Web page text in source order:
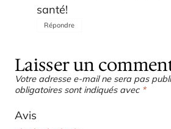
santé!
Répondre
Laisser un
Votre adresse e-mail ne sera pas
obligatoires sont indiqués avec *
Avis